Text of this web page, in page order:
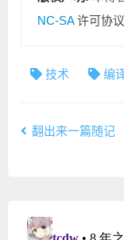
NC-SA许可协议
技术 编
翻出来一篇随记